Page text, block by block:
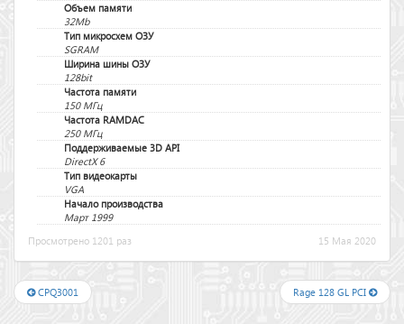
Объем памяти
32Mb
Тип микросхем ОЗУ
SGRAM
Ширина шины ОЗУ
128bit
Частота памяти
150 МГц
Частота RAMDAC
250 МГц
Поддерживаемые 3D API
DirectX 6
Тип видеокарты
VGA
Начало производства
Март 1999
Просмотрено 1201 раз
15 Мая 2020
CPQ3001 Rage 128 GL PCI